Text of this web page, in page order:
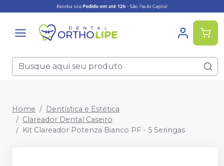
Home
Dentística e Estética
Clareador Dental Caseiro
Kit Clareador Potenza Bianco PF - 5 Seringas